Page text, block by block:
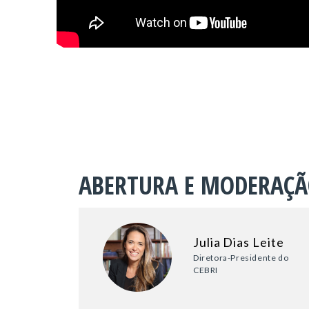
ABERTURA E
Julia Dias Leite
Diretora-Presidente do
CEBRI